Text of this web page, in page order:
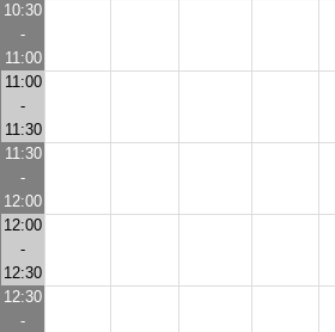
10:30
-
11:00
11:00
-
11:30
11:30
-
12:00
12:00
-
12:30
12:30
-